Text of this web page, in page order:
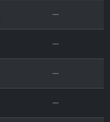
---
---
---
---